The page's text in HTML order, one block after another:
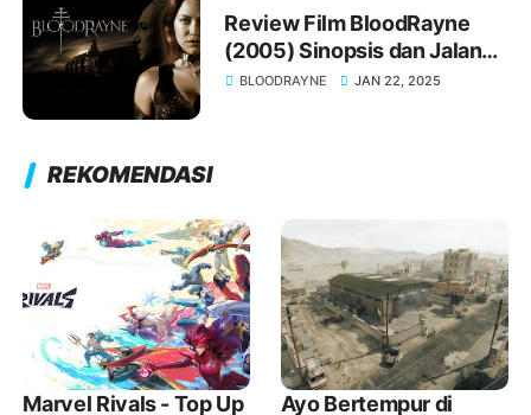
Review Film BloodRayne
(2005) Sinopsis dan Jalan
Cerita Lengkap
BLOODRAYNE JAN 22, 2025
REKOMENDASI
Marvel Rivals - Top Up Ayo Bertempur di